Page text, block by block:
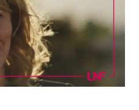
Cucina e Ricette
Consigli di Cucina